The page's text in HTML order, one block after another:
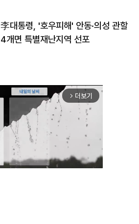
李대통령, '호우피해' 안동·의성 관할
4개면 특별재난지역 선포
arrow_forward_ios 더보기